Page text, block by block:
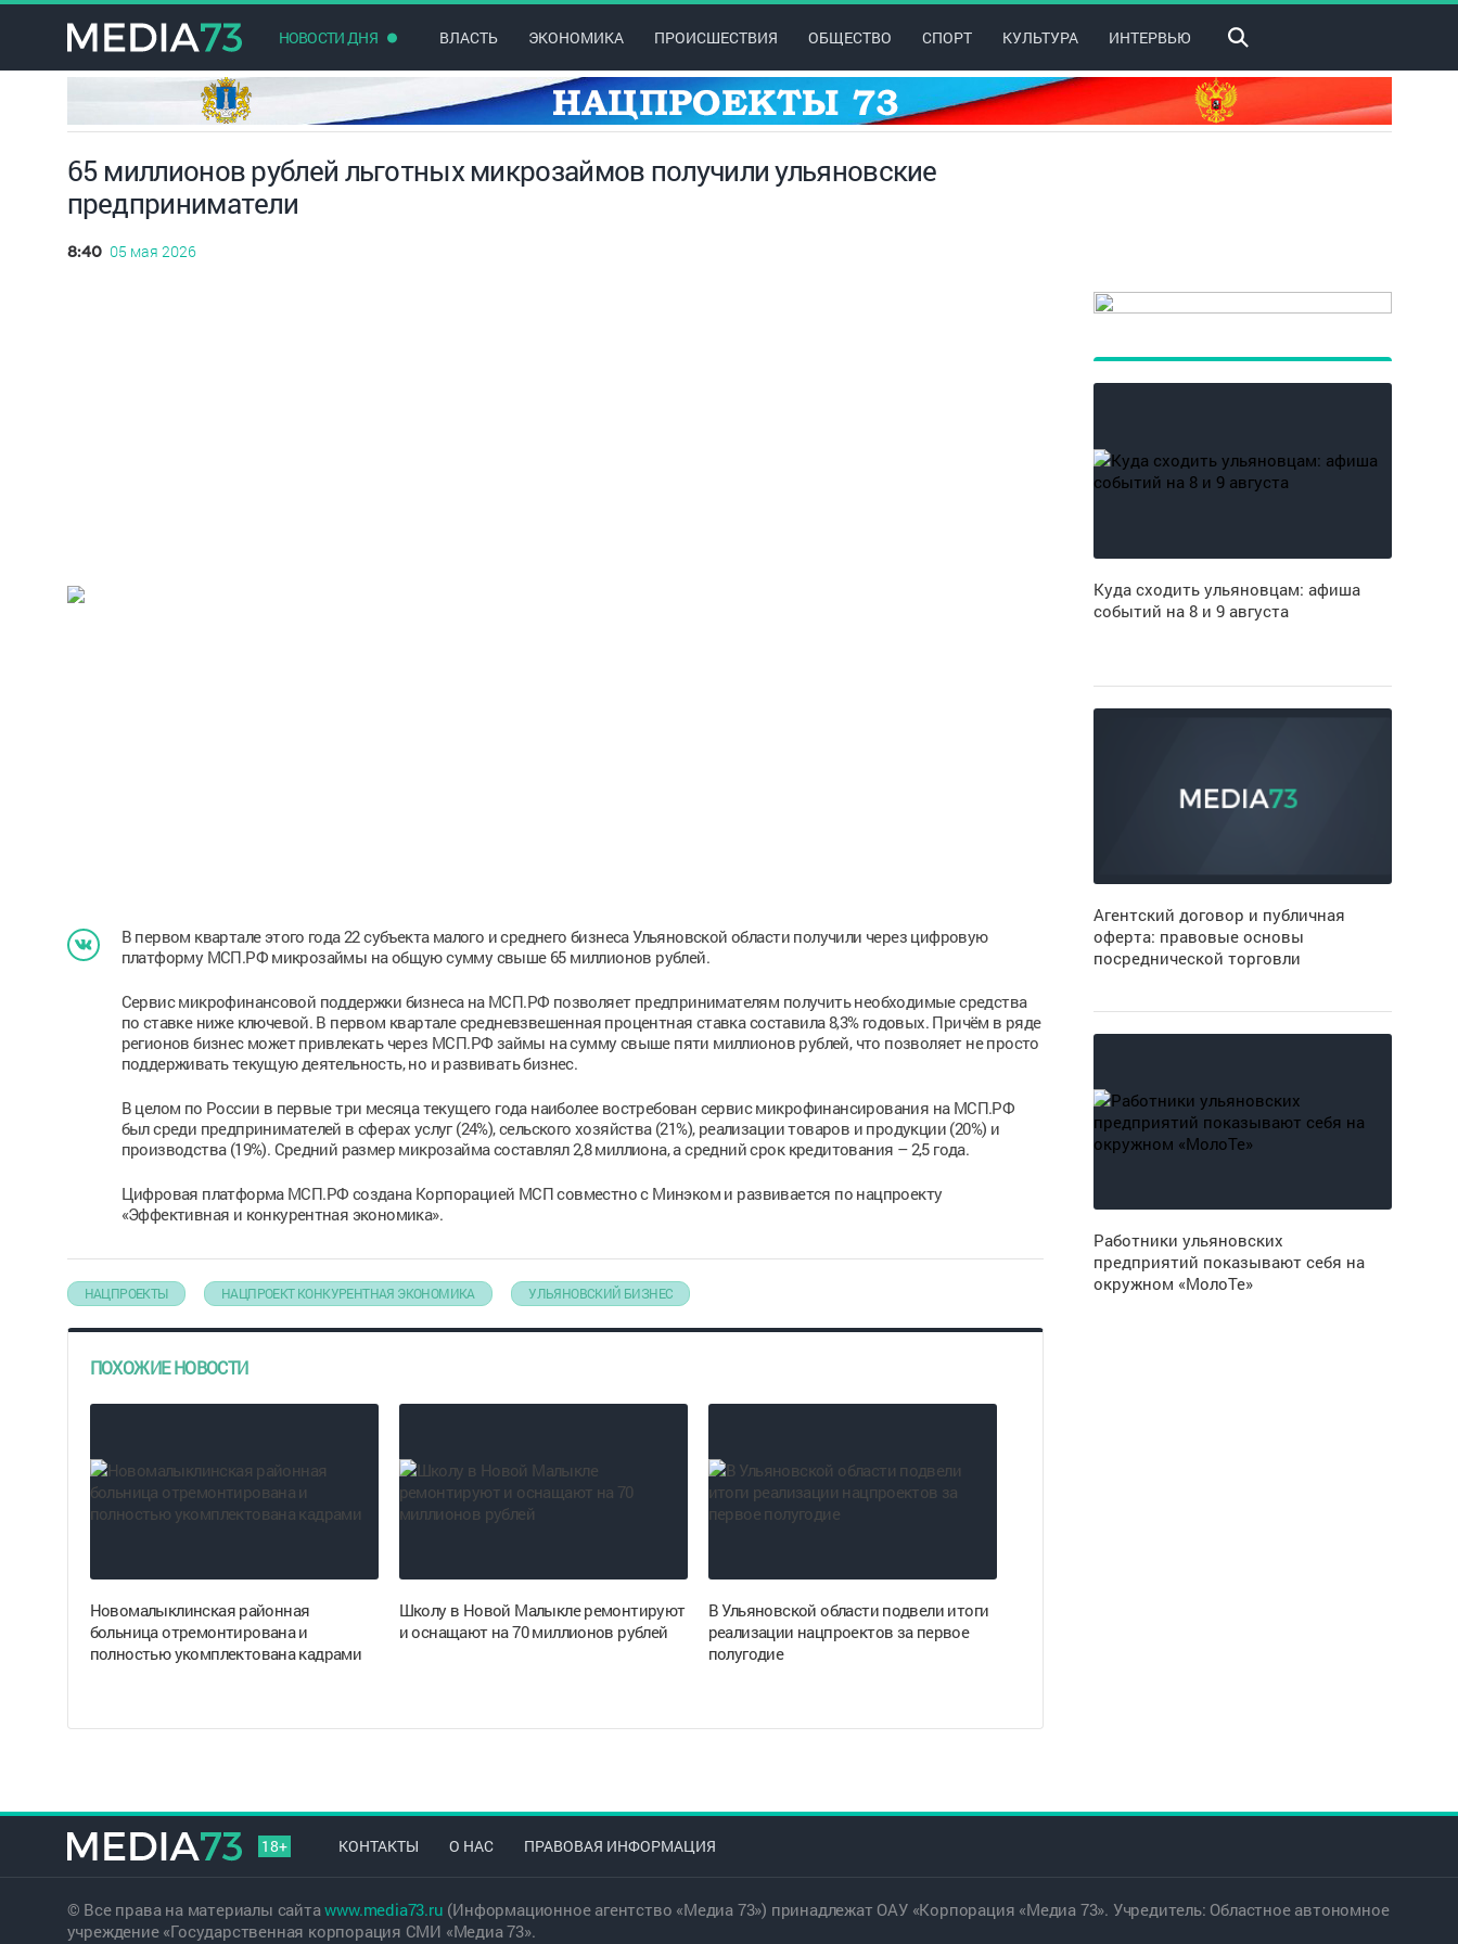
НОВОСТИ ДНЯ ВЛАСТЬ ЭКОНОМИКА ПРОИСШЕСТВИЯ ОБЩЕСТВО СПОРТ КУЛЬТУРА ИНТЕРВЬЮ
65 миллионов рублей льготных микрозаймов получили ульяновские
предприниматели
8:40 05 мая 2026
В первом квартале этого года 22 субъекта малого и среднего бизнеса Ульяновской области получили через цифровую
платформу МСП.РФ микрозаймы на общую сумму свыше 65 миллионов рублей.
Сервис микрофинансовой поддержки бизнеса на МСП.РФ позволяет предпринимателям получить необходимые средства
по ставке ниже ключевой. В первом квартале средневзвешенная процентная ставка составила 8,3% годовых. Причём в ряде
регионов бизнес может привлекать через МСП.РФ займы на сумму свыше пяти миллионов рублей, что позволяет не просто
поддерживать текущую деятельность, но и развивать бизнес.
В целом по России в первые три месяца текущего года наиболее востребован сервис микрофинансирования на МСП.РФ
был среди предпринимателей в сферах услуг (24%), сельского хозяйства (21%), реализации товаров и продукции (20%) и
производства (19%). Средний размер микрозайма составлял 2,8 миллиона, а средний срок кредитования – 2,5 года.
Цифровая платформа МСП.РФ создана Корпорацией МСП совместно с Минэком и развивается по нацпроекту
«Эффективная и конкурентная экономика».
НАЦПРОЕКТЫ НАЦПРОЕКТ КОНКУРЕНТНАЯ ЭКОНОМИКА УЛЬЯНОВСКИЙ БИЗНЕС
ПОХОЖИЕ НОВОСТИ
Новомалыклинская районная
больница отремонтирована и
полностью укомплектована кадрами
Школу в Новой Малыкле ремонтируют
и оснащают на 70 миллионов рублей
В Ульяновской области подвели итоги
реализации нацпроектов за первое
полугодие
Куда сходить ульяновцам: афиша
событий на 8 и 9 августа
Агентский договор и публичная
оферта: правовые основы
посреднической торговли
Работники ульяновских
предприятий показывают себя на
окружном «МолоТе»
18+ КОНТАКТЫ О НАС ПРАВОВАЯ ИНФОРМАЦИЯ
© Все права на материалы сайтаwww.media73.ru (Информационное агентство «Медиа 73») принадлежат ОАУ «Корпорация «Медиа 73». Учредитель: Областное автономное
учреждение «Государственная корпорация СМИ «Медиа 73».